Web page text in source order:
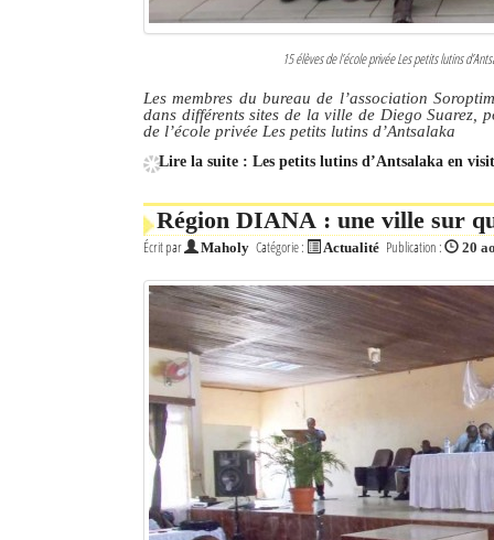
15 élèves de l’école privée Les petits lutins
Les membres du bureau de l’association
dans différents sites de la ville de Diego Suarez,
de l’école privée Les petits lutins d’Antsalaka
Lire la suite : Les petits lutins d’Antsalaka en
Région DIANA : une ville sur
Écrit par Maholy Catégorie : Actualité Publication : 20